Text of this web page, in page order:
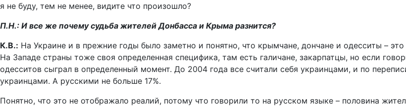
я не буду, тем не менее, видите что произошло?
П.Н.: И все же почему судьба жителей Донбасса и Крыма разнится?
К.В.: На Украине и в прежние годы было заметно и понятно, что крымчане, дончане и одесситы –
На Западе страны тоже своя определенная специфика, там есть галичане, закарпатцы, но если
одесситов сыграл в определенный момент. До 2004 года все считали себя украинцами, и по
украинцами. А русскими не больше 17%.
Понятно, что это не отображало реалий, потому что говорили то на русском языке – половина